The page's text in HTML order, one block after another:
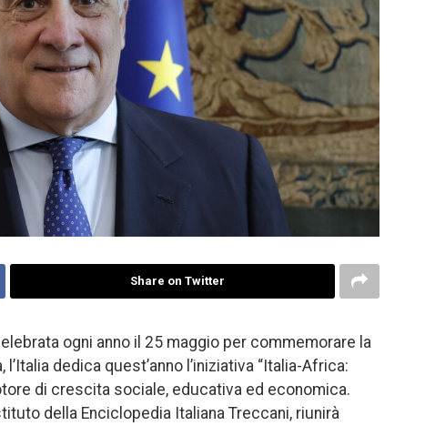
Share on Twitter
ogni anno il 25 maggio per commemorare la
dedica quest’anno l’iniziativa “Italia-Africa:
di crescita sociale, educativa ed economica.
della Enciclopedia Italiana Treccani, riunirà